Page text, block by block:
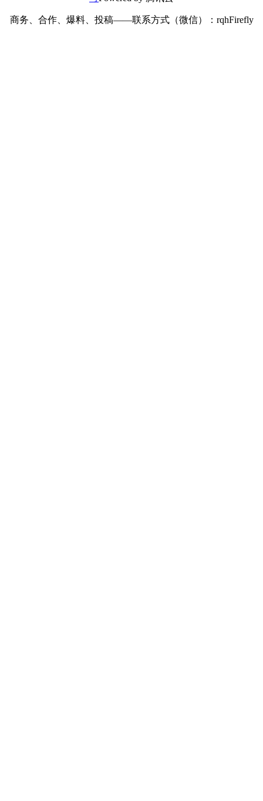
商务、合作、爆料、投稿——联系方式（微信）：rqhFirefly